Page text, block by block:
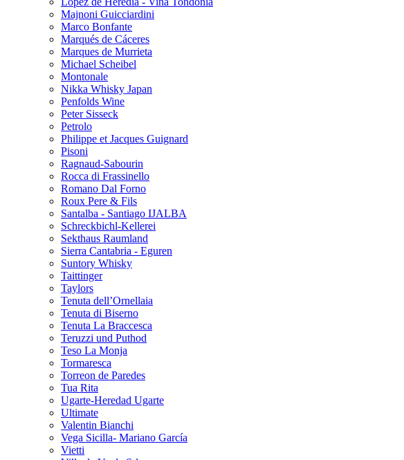
Majnoni Guicciardini
Marco Bonfante
Marqués de Cáceres
Marques de Murrieta
Michael Scheibel
Montonale
Nikka Whisky Japan
Penfolds Wine
Peter Sisseck
Petrolo
Philippe et Jacques Guignard
Pisoni
Ragnaud-Sabourin
Rocca di Frassinello
Romano Dal Forno
Roux Pere & Fils
Santalba - Santiago IJALBA
Schreckbichl-Kellerei
Sekthaus Raumland
Sierra Cantabria - Eguren
Suntory Whisky
Taittinger
Taylors
Tenuta dell’Ornellaia
Tenuta di Biserno
Tenuta La Braccesca
Teruzzi und Puthod
Teso La Monja
Tormaresca
Torreon de Paredes
Tua Rita
Ugarte-Heredad Ugarte
Ultimate
Valentin Bianchi
Vega Sicilla- Mariano García
Vietti